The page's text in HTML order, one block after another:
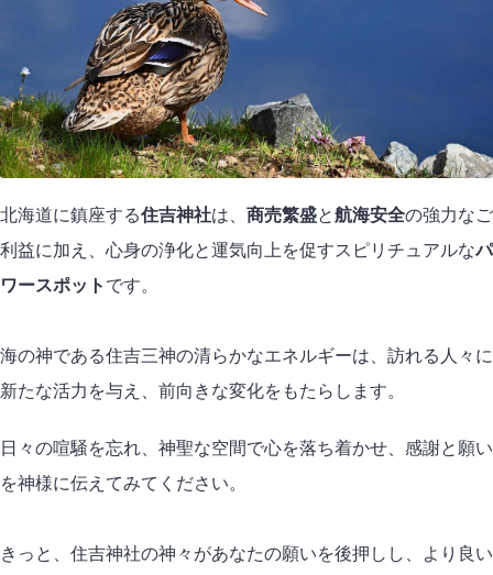
北海道に鎮座する住吉神社は、 商売繁盛と航海安全の強力なご
利益に加え、心身の浄化と運気向上を促すスピリチュアルなパ
ワースポット です。
海の神である住吉三神の清らかなエネルギーは、訪れる人々に
新たな活力を与え、前向きな変化をもたらします。
日々の喧騒を忘れ、神聖な空間で心を落ち着かせ、感謝と願い
を神様に伝えてみてください。
きっと、住吉神社の神々があなたの願いを後押しし、より良い